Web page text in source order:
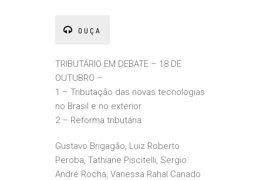
OUÇA
TRIBUTÁRIO EM DEBATE – 18 DE
OUTUBRO –
1 – Tributação das novas tecnologias
no Brasil e no exterior
2 – Reforma tributária
Gustavo Brigagão, Luiz Roberto
Peroba, Tathiane Piscitelli, Sergio
André Rocha, Vanessa Rahal Canado